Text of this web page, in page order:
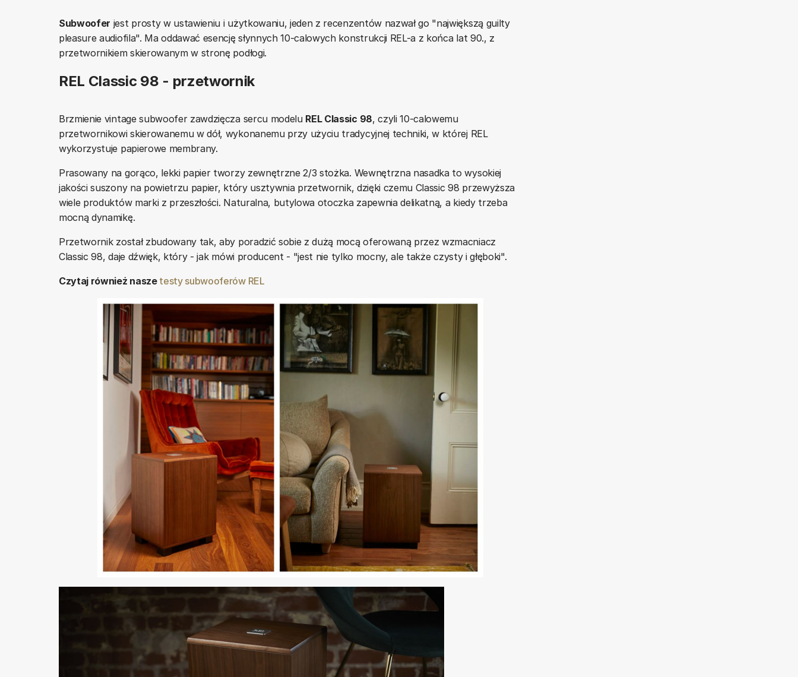
Subwoofer jest prosty w ustawieniu i użytkowaniu, jeden z recenzentów nazwał go "największą guilty
pleasure audiofila". Ma oddawać esencję słynnych 10-calowych konstrukcji REL-a z końca lat 90., z
przetwornikiem skierowanym w stronę podłogi.
REL Classic 98 - przetwornik
Brzmienie vintage subwoofer zawdzięcza sercu modelu REL Classic 98, czyli 10-calowemu
przetwornikowi skierowanemu w dół, wykonanemu przy użyciu tradycyjnej techniki, w której REL
wykorzystuje papierowe membrany.
Prasowany na gorąco, lekki papier tworzy zewnętrzne 2/3 stożka. Wewnętrzna nasadka to wysokiej
jakości suszony na powietrzu papier, który usztywnia przetwornik, dzięki czemu Classic 98 przewyższa
wiele produktów marki z przeszłości. Naturalna, butylowa otoczka zapewnia delikatną, a kiedy trzeba
mocną dynamikę.
Przetwornik został zbudowany tak, aby poradzić sobie z dużą mocą oferowaną przez wzmacniacz
Classic 98, daje dźwięk, który - jak mówi producent - "jest nie tylko mocny, ale także czysty i głęboki".
Czytaj również nasze testy subwooferów REL